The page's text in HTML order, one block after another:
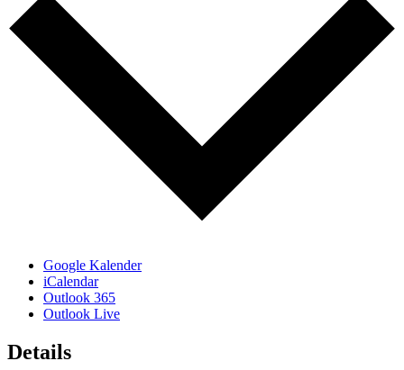
Google Kalender
iCalendar
Outlook 365
Outlook Live
Details